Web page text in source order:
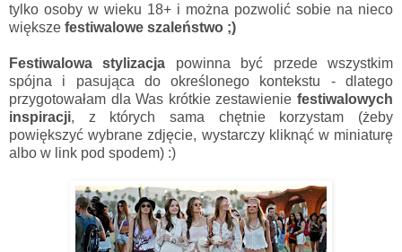
tylko osoby w wieku 18+ i można pozwolić sobie na nieco
większe festiwalowe szaleństwo ;)
Festiwalowa stylizacja powinna być przede wszystkim
spójna i pasująca do określonego kontekstu - dlatego
przygotowałam dla Was krótkie zestawienie festiwalowych
inspiracji, z których sama chętnie korzystam (żeby
powiększyć wybrane zdjęcie, wystarczy kliknąć w miniaturę
albo w link pod spodem) :)